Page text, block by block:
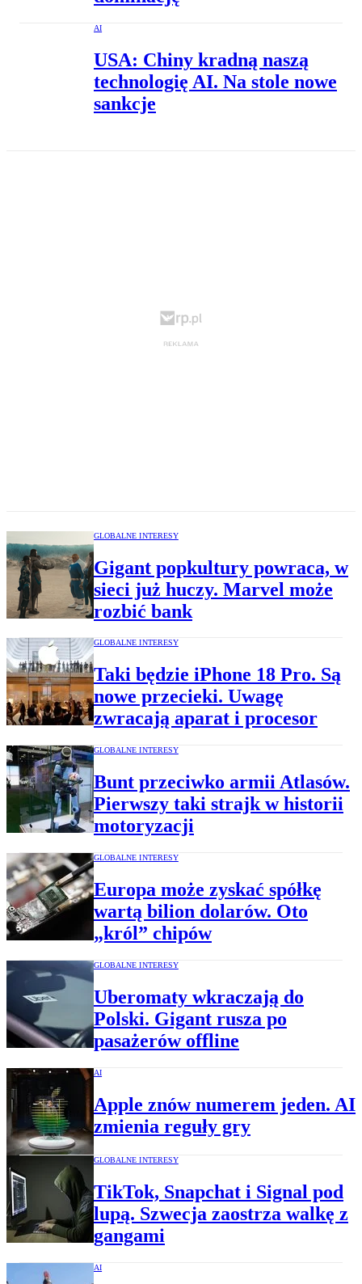
AI
USA: Chiny kradną naszą
technologię AI. Na stole nowe
sankcje
GLOBALNE INTERESY
Gigant popkultury powraca, w
sieci już huczy. Marvel może
rozbić bank
GLOBALNE INTERESY
Taki będzie iPhone 18 Pro. Są
nowe przecieki. Uwagę
zwracają aparat i procesor
GLOBALNE INTERESY
Bunt przeciwko armii Atlasów.
Pierwszy taki strajk w historii
motoryzacji
GLOBALNE INTERESY
Europa może zyskać spółkę
wartą bilion dolarów. Oto
„król” chipów
GLOBALNE INTERESY
Uberomaty wkraczają do
Polski. Gigant rusza po
pasażerów offline
AI
Apple znów numerem jeden. AI
zmienia reguły gry
GLOBALNE INTERESY
TikTok, Snapchat i Signal pod
lupą. Szwecja zaostrza walkę z
gangami
AI